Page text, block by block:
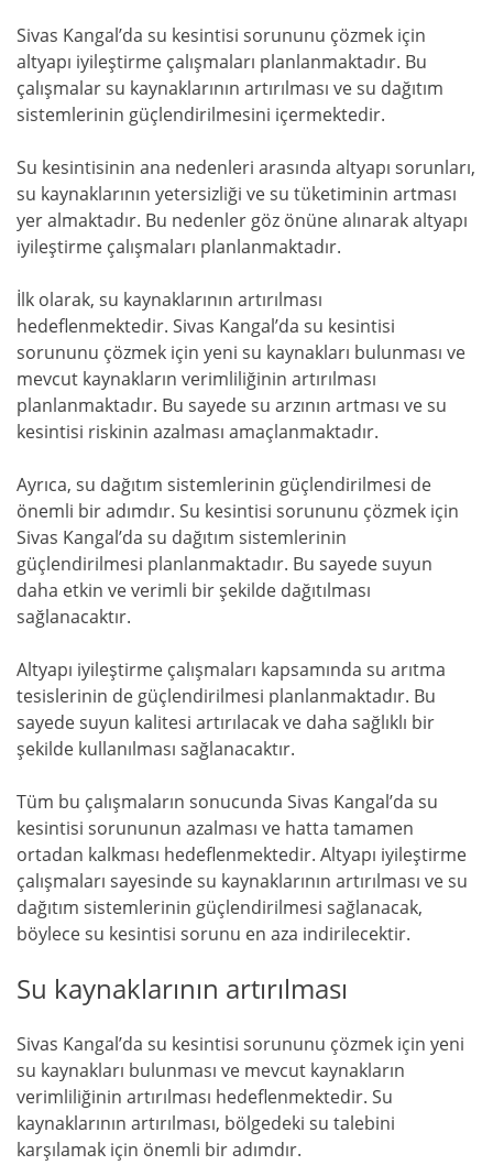
Sivas Kangal’da su kesintisi sorununu çözmek için
altyapı iyileştirme çalışmaları planlanmaktadır. Bu
çalışmalar su kaynaklarının artırılması ve su dağıtım
sistemlerinin güçlendirilmesini içermektedir.
Su kesintisinin ana nedenleri arasında altyapı sorunları,
su kaynaklarının yetersizliği ve su tüketiminin artması
yer almaktadır. Bu nedenler göz önüne alınarak altyapı
iyileştirme çalışmaları planlanmaktadır.
İlk olarak, su kaynaklarının artırılması
hedeflenmektedir. Sivas Kangal’da su kesintisi
sorununu çözmek için yeni su kaynakları bulunması ve
mevcut kaynakların verimliliğinin artırılması
planlanmaktadır. Bu sayede su arzının artması ve su
kesintisi riskinin azalması amaçlanmaktadır.
Ayrıca, su dağıtım sistemlerinin güçlendirilmesi de
önemli bir adımdır. Su kesintisi sorununu çözmek için
Sivas Kangal’da su dağıtım sistemlerinin
güçlendirilmesi planlanmaktadır. Bu sayede suyun
daha etkin ve verimli bir şekilde dağıtılması
sağlanacaktır.
Altyapı iyileştirme çalışmaları kapsamında su arıtma
tesislerinin de güçlendirilmesi planlanmaktadır. Bu
sayede suyun kalitesi artırılacak ve daha sağlıklı bir
şekilde kullanılması sağlanacaktır.
Tüm bu çalışmaların sonucunda Sivas Kangal’da su
kesintisi sorununun azalması ve hatta tamamen
ortadan kalkması hedeflenmektedir. Altyapı iyileştirme
çalışmaları sayesinde su kaynaklarının artırılması ve su
dağıtım sistemlerinin güçlendirilmesi sağlanacak,
böylece su kesintisi sorunu en aza indirilecektir.
Su kaynaklarının artırılması
Sivas Kangal’da su kesintisi sorununu çözmek için yeni
su kaynakları bulunması ve mevcut kaynakların
verimliliğinin artırılması hedeflenmektedir. Su
kaynaklarının artırılması, bölgedeki su talebini
karşılamak için önemli bir adımdır.